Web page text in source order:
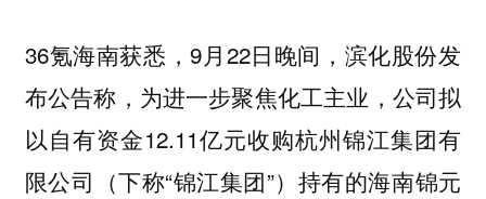
36氪海南获悉，9月22日晚间，滨化股份发
布公告称，为进一步聚焦化工主业，公司拟
以自有资金12.11亿元收购杭州锦江集团有
限公司（下称“锦江集团”）持有的海南锦元